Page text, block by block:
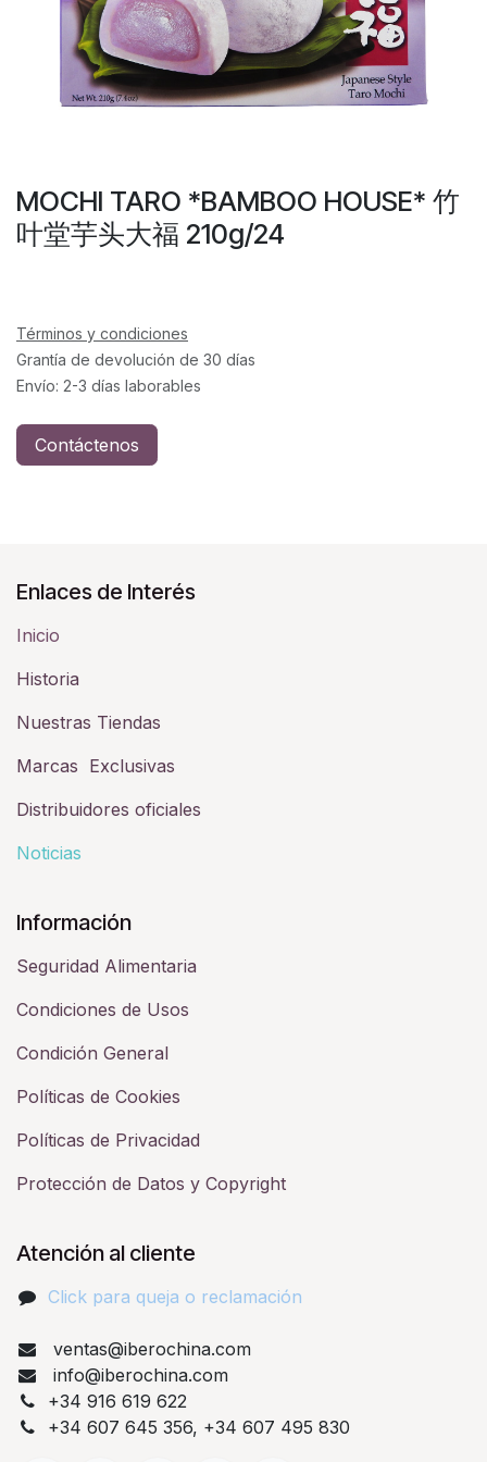
MOCHI TARO *BAMBOO HOUSE* 竹
叶堂芋头大福 210g/24
Términos y condiciones
Grantía de devolución de 30 días
Envío: 2-3 días laborables
Contáctenos
Enlaces de Interés
Inicio
Historia​
Nuestras Tiendas
Marcas Exclusivas
Distribuidores oficiales
Noticias
Información
Seguridad Alimentaria
Condiciones de Usos
Condición General
Políticas de Cookies
Políticas de Privacidad
Protección de Datos y Copyright
Atención al cliente
Click para queja o reclamación​
ventas@iberochina.com
info@iberochina.com
+34 916 619 622
+34 607 645 356, +34 607 495 830